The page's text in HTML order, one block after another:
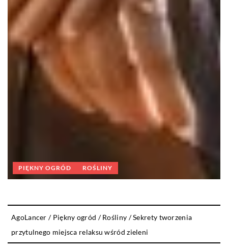
PIĘKNY OGRÓD ROŚLINY
AgoLancer / Piękny ogród /Rośliny /Sekrety tworzenia
przytulnego miejsca relaksu wśród zieleni